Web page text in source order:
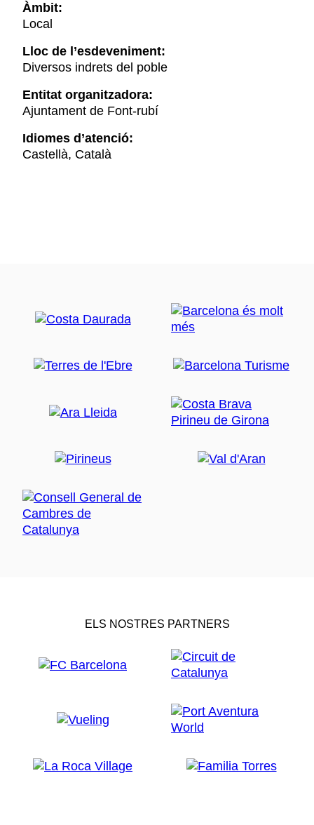
Àmbit:
Local
Lloc de l’esdeveniment:
Diversos indrets del poble
Entitat organitzadora:
Ajuntament de Font-rubí
Idiomes d’atenció:
Castellà, Català
ELS NOSTRES PARTNERS